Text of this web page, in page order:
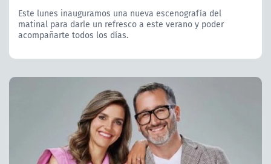
Este lunes inauguramos una nueva escenografía del
matinal para darle un refresco a este verano y poder
acompañarte todos los días.